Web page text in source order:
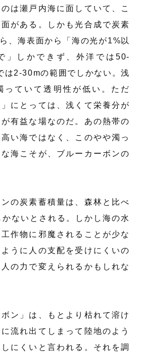
は瀬戸内海に面していて、こ
がある。しかも光合成で炭素
、海表面から「海の光が1%以
」しかできず、外洋では50-
は2-30mの範囲でしかない。浅
っていて透明性が低い。ただ
」にとっては、浅くて栄養分が
有益な場なのだ。あの熱帯の
い海ではなく、このやや濁っ
海こそが、ブルーカーボンの
の炭素蓄積量は、森林と比べ
ないとされる。しかし海の水
作物に邪魔されることが少な
うに人の支配を受けにくいの
の力で変えられるかもしれな
ン」は、もとより枯れて溶け
流れ出てしまって陸地のよう
にくいと言われる。それを調